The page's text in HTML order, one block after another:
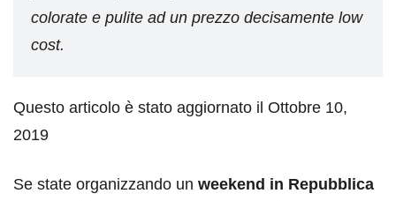
colorate e pulite ad un prezzo decisamente low
cost.
Questo articolo è stato aggiornato il Ottobre 10,
2019
Se state organizzando un weekend in Repubblica